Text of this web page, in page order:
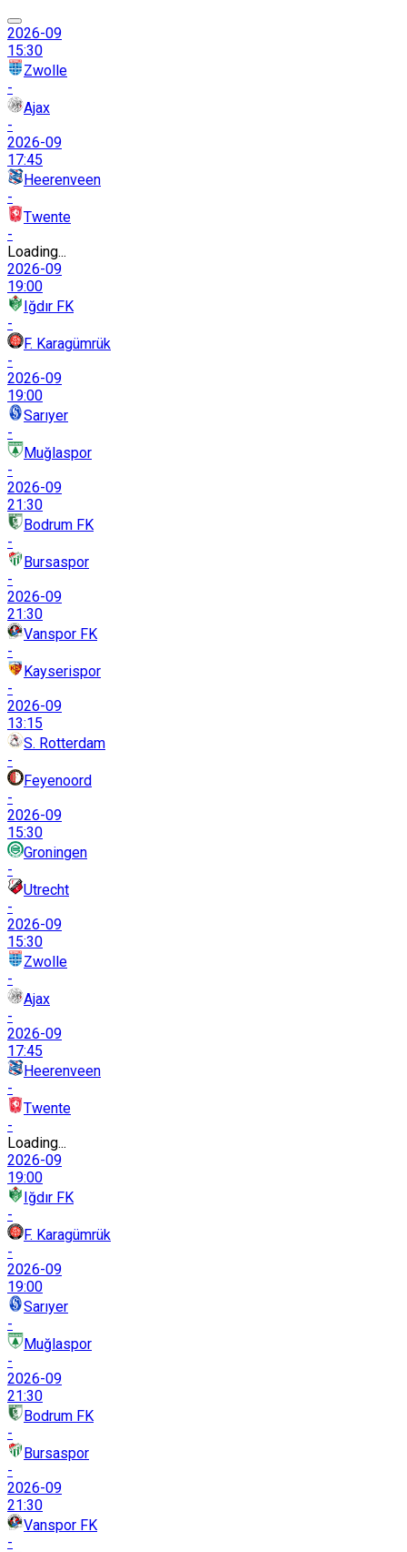
2026-09
15:30
Zwolle
-
Ajax
-
2026-09
17:45
Heerenveen
-
Twente
-
Loading...
2026-09
19:00
Iğdır FK
-
F. Karagümrük
-
2026-09
19:00
Sarıyer
-
Muğlaspor
-
2026-09
21:30
Bodrum FK
-
Bursaspor
-
2026-09
21:30
Vanspor FK
-
Kayserispor
-
2026-09
13:15
S. Rotterdam
-
Feyenoord
-
2026-09
15:30
Groningen
-
Utrecht
-
2026-09
15:30
Zwolle
-
Ajax
-
2026-09
17:45
Heerenveen
-
Twente
-
Loading...
2026-09
19:00
Iğdır FK
-
F. Karagümrük
-
2026-09
19:00
Sarıyer
-
Muğlaspor
-
2026-09
21:30
Bodrum FK
-
Bursaspor
-
2026-09
21:30
Vanspor FK
-